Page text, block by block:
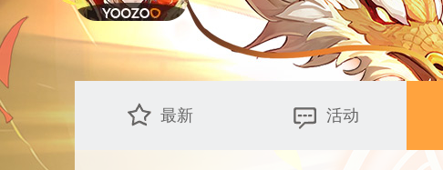
最新 活动